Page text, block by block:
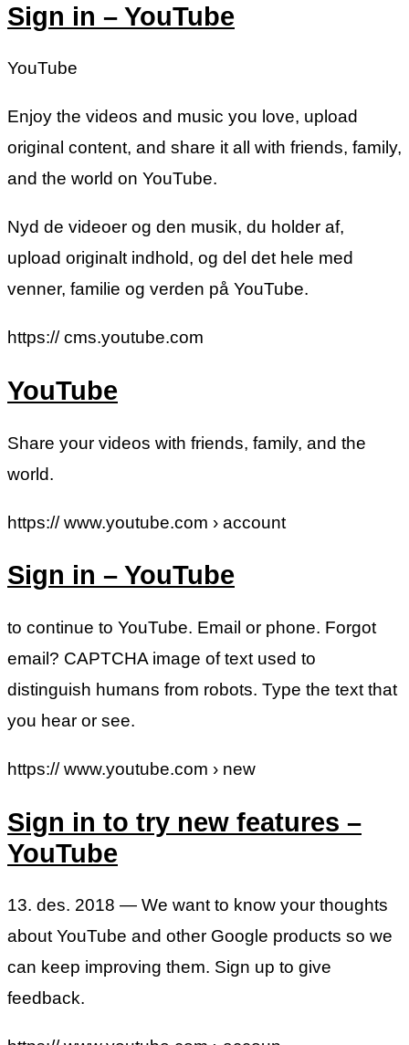
Sign in – YouTube
YouTube
Enjoy the videos and music you love, upload
original content, and share it all with friends, family,
and the world on YouTube.
Nyd de videoer og den musik, du holder af,
upload originalt indhold, og del det hele med
venner, familie og verden på YouTube.
https:// cms.youtube.com
YouTube
Share your videos with friends, family, and the
world.
https:// www.youtube.com › account
Sign in – YouTube
to continue to YouTube. Email or phone. Forgot
email? CAPTCHA image of text used to
distinguish humans from robots. Type the text that
you hear or see.
https:// www.youtube.com › new
Sign in to try new features –
YouTube
13. des. 2018 — We want to know your thoughts
about YouTube and other Google products so we
can keep improving them. Sign up to give
feedback.